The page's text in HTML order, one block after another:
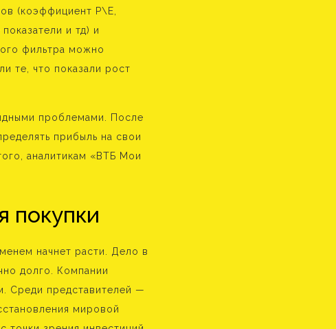
(коэффициент P\E,
и тд) и
фильтра можно
те, что показали рост
проблемами. После
прибыль на свои
аналитикам «ВТБ Мои
покупки
начнет расти. Дело в
долго. Компании
Среди представителей —
мировой